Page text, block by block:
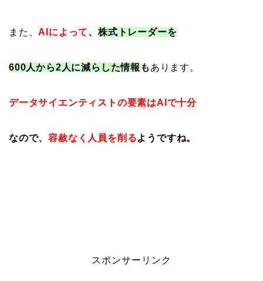
また、AIによって、株式トレーダーを
600人から2人に減らした情報 も あります。
データサイエンティストの要素はAIで十分
なので、容赦なく人員を削るようですね。
スポンサーリンク